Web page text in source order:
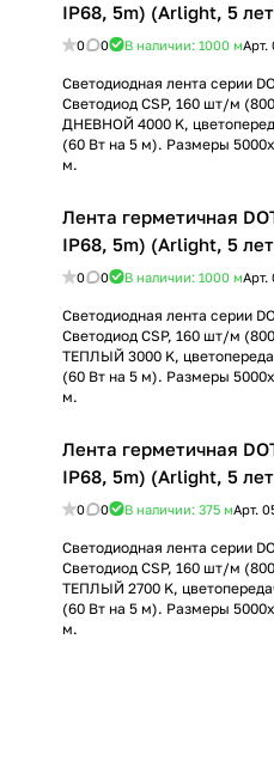
IP68, 5m) (Arlight, 5
0 0 В наличии: 1000 мАрт.
Светодиодная лента серии
Светодиод CSP, 160 шт/м
ДНЕВНОЙ 4000 K,
(60 Вт на 5 м). Размеры
м.
Лента герметичная
IP68, 5m) (Arlight, 5
0 0 В наличии: 1000 мАрт.
Светодиодная лента серии
Светодиод CSP, 160 шт/м
ТЕПЛЫЙ 3000 K,
(60 Вт на 5 м). Размеры
м.
Лента герметичная
IP68, 5m) (Arlight, 5
0 0 В наличии: 375 мАрт.
Светодиодная лента серии
Светодиод CSP, 160 шт/м
ТЕПЛЫЙ 2700 K,
(60 Вт на 5 м). Размеры
м.